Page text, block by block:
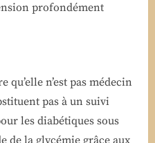
profondément
qu’elle n’est pas médecin
pas à un suivi
les diabétiques sous